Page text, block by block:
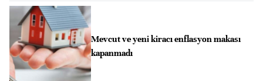
Mevcut ve yeni kiracı enflasyon makası
kapanmadı